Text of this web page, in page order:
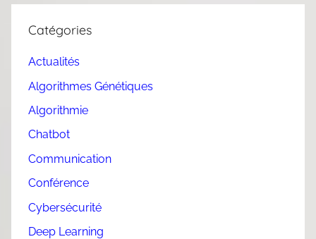
Catégories
Actualités
Algorithmes Génétiques
Algorithmie
Chatbot
Communication
Conférence
Cybersécurité
Deep Learning